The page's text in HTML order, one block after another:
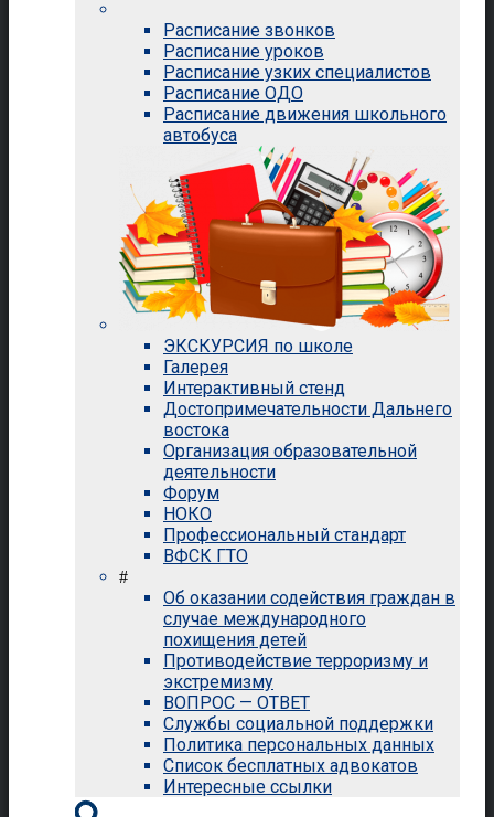
Расписание звонков
Расписание уроков
Расписание узких специалистов
Расписание ОДО
Расписание движения школьного
автобуса
ЭКСКУРСИЯ по школе
Галерея
Интерактивный стенд
Достопримечательности Дальнего
востока
Организация образовательной
деятельности
Форум
НОКО
Профессиональный стандарт
ВФСК ГТО
#
Об оказании содействия граждан в
случае международного
похищения детей
Противодействие терроризму и
экстремизму
ВОПРОС — ОТВЕТ
Службы социальной поддержки
Политика персональных данных
Список бесплатных адвокатов
Интересные ссылки